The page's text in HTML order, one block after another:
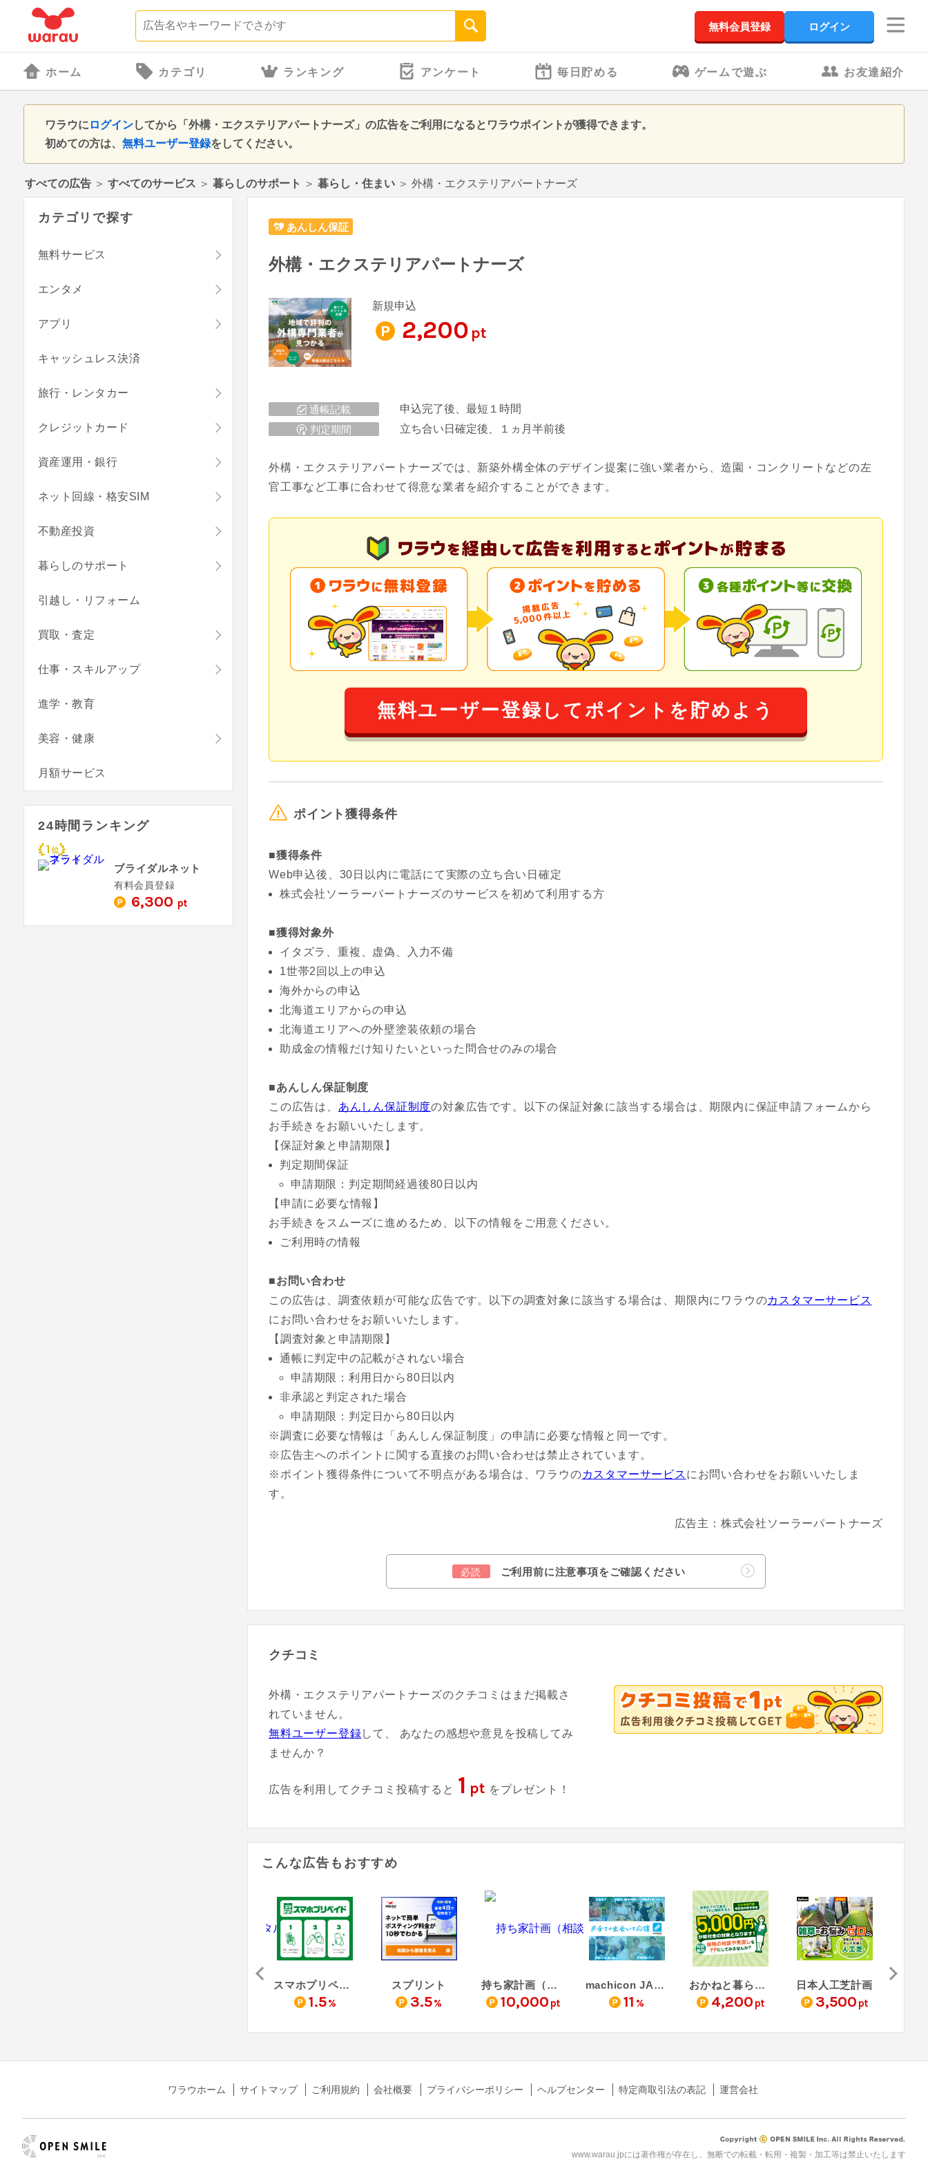
無料会員登録 ログイン
ホーム カテゴリ ランキング アンケート 毎日貯める ゲームで遊ぶ お友達紹介
ワラウに ログインしてから「外構・エクステリアパートナーズ」の広告をご利用になるとワラウポイントが獲得できます。
初めての方は、 無料ユーザー登録をしてください。
すべての広告 ＞ すべてのサービス ＞ 暮らしのサポート ＞ 暮らし・住まい ＞ 外構・エクステリアパートナーズ
あんしん保証
外構・エクステリアパートナーズ
新規申込
2,200 pt
通帳記載
申込完了後、最短１時間
判定期間
立ち合い日確定後、１ヵ月半前後
外構・エクステリアパートナーズでは、新築外構全体のデザイン提案に強い業者から、造園・コンクリートなどの左
官工事など工事に合わせて得意な業者を紹介することができます。
無料ユーザー登録してポイントを貯めよう
ポイント獲得条件
■獲得条件
Web申込後、30日以内に電話にて実際の立ち合い日確定
株式会社ソーラーパートナーズのサービスを初めて利用する方
■獲得対象外
イタズラ、重複、虚偽、入力不備
1世帯2回以上の申込
海外からの申込
北海道エリアからの申込
北海道エリアへの外壁塗装依頼の場合
助成金の情報だけ知りたいといった問合せのみの場合
■あんしん保証制度
この広告は、 あんしん保証制度の対象広告です。以下の保証対象に該当する場合は、期限内に保証申請フォームから
お手続きをお願いいたします。
【保証対象と申請期限】
判定期間保証
申請期限：判定期間経過後80日以内
【申請に必要な情報】
お手続きをスムーズに進めるため、以下の情報をご用意ください。
ご利用時の情報
■お問い合わせ
この広告は、調査依頼が可能な広告です。以下の調査対象に該当する場合は、期限内にワラウのカスタマーサービス
にお問い合わせをお願いいたします。
【調査対象と申請期限】
通帳に判定中の記載がされない場合
申請期限：利用日から80日以内
非承認と判定された場合
申請期限：判定日から80日以内
※調査に必要な情報は「あんしん保証制度」の申請に必要な情報と同一です。
※広告主へのポイントに関する直接のお問い合わせは禁止されています。
※ポイント獲得条件について不明点がある場合は、ワラウのカスタマーサービス にお問い合わせをお願いいたしま
す。
広告主：株式会社ソーラーパートナーズ
必読 ご利用前に注意事項をご確認ください
クチコミ
外構・エクステリアパートナーズのクチコミはまだ掲載さ
れていません。
無料ユーザー登録して、 あなたの感想や意見を投稿してみ
ませんか？
広告を利用してクチコミ投稿すると 1 pt をプレゼント！
こんな広告もおすすめ
スマホプリペイド
1.5%
スプリント
3.5%
持ち家計画（相談・見学完了）
10,000 pt
machicon JAPAN - 街コンジャパン
11 %
おかねと暮らしの相談窓口
4,200 pt
日本人工芝計画
3,500 pt
カテゴリで探す
無料サービス
エンタメ
アプリ
キャッシュレス決済
旅行・レンタカー
クレジットカード
資産運用・銀行
ネット回線・格安SIM
不動産投資
暮らしのサポート
引越し・リフォーム
買取・査定
仕事・スキルアップ
進学・教育
美容・健康
月額サービス
24時間ランキング
ブライダルネット
有料会員登録
6,300 pt
ワラウホーム サイトマップ ご利用規約 会社概要 プライバシーポリシー ヘルプセンター 特定商取引法の表記 運営会社
www.warau.jpには著作権が存在し、無断での転載・転用・複製・加工等は禁止いたします